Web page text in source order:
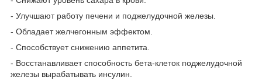
- Улучшают работу печени и поджелудочной железы.
- Обладает желчегонным эффектом.
- Способствует снижению аппетита.
- Восстанавливает способность бета-клеток поджелудочной
железы вырабатывать инсулин.